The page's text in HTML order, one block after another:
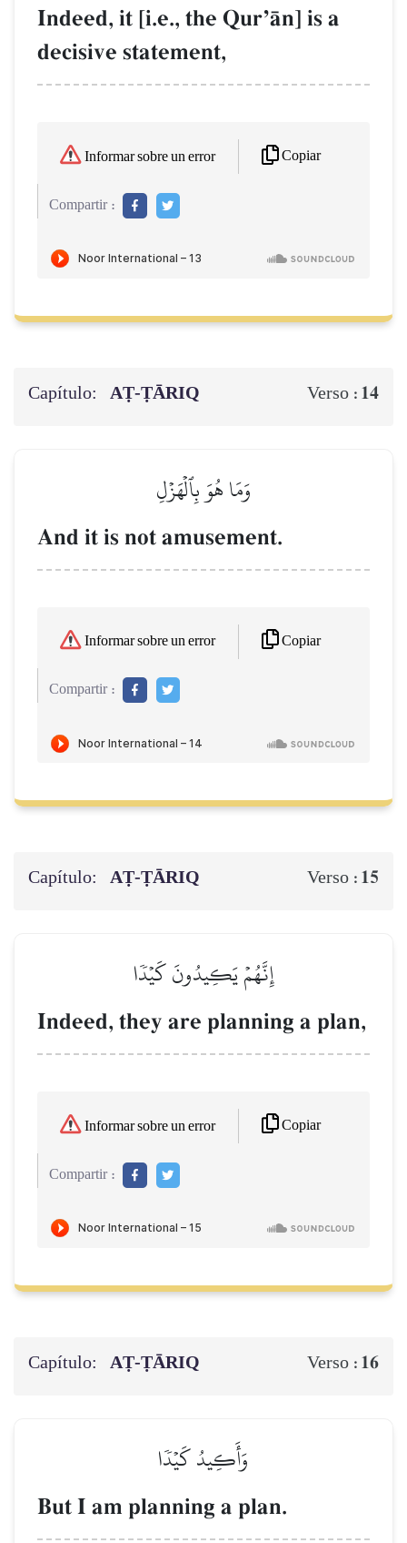
Indeed, it [i.e., the QurÕŒn] is a
decisive statement,
Informar sobre un error Copiar
Compartir :
Capítulo: AṬ-ṬĀRIQ Verso : 14
وَمَا هُوَ بِٱلۡهَزۡلِ
And it is not amusement.
Informar sobre un error Copiar
Compartir :
Capítulo: AṬ-ṬĀRIQ Verso : 15
إِنَّهُمۡ يَكِيدُونَ كَيۡدٗا
Indeed, they are planning a plan,
Informar sobre un error Copiar
Compartir :
Capítulo: AṬ-ṬĀRIQ Verso : 16
وَأَكِيدُ كَيۡدٗا
But I am planning a plan.